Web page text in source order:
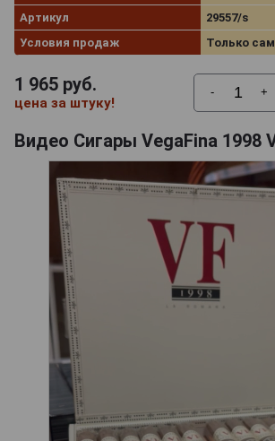
Артикул
29557/s
Условия продаж
Только
1 965 руб.
цена за штуку!
- +
Видео Сигары VegaFina 1998